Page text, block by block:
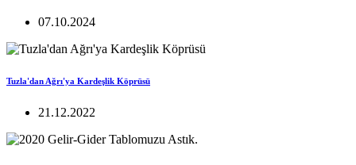
07.10.2024
Tuzla'dan Ağrı'ya Kardeşlik Köprüsü
21.12.2022